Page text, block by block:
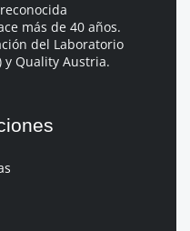
más de 40 años.
del Laboratorio
y Quality Austria.